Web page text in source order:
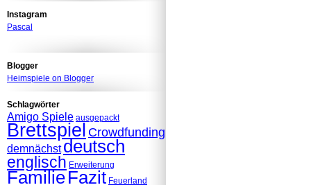
Instagram
Pascal
Blogger
Heimspiele on Blogger
Schlagwörter
Amigo Spiele ausgepackt
Brettspiel Crowdfunding
demnächst deutsch
englisch Erweiterung
FamilieFazit Feuerland